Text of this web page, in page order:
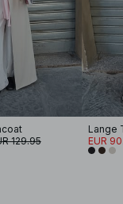
129.95
Lange
EUR